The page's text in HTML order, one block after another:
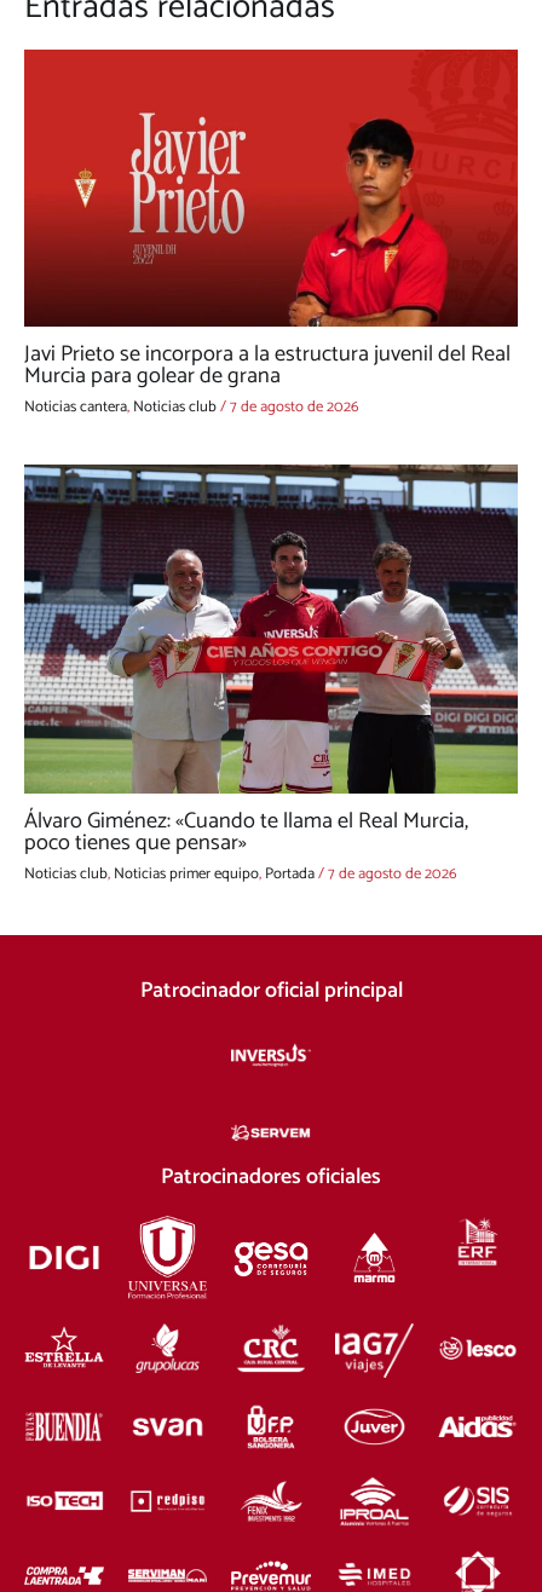
Javi Prieto se incorpora a la estructura juvenil del Real
Murcia para golear de grana
Noticias cantera,Noticias club/7 de agosto de 2026
Álvaro Giménez: «Cuando te llama el Real Murcia,
poco tienes que pensar»
Noticias club,Noticias primer equipo,Portada/7 de agosto de 2026
Patrocinador oficial principal
Patrocinadores oficiales